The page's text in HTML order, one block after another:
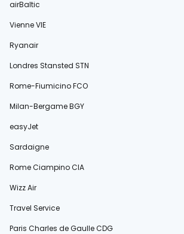
airBaltic
Vienne VIE
Ryanair
Londres Stansted STN
Rome-Fiumicino FCO
Milan-Bergame BGY
easyJet
Sardaigne
Rome Ciampino CIA
Wizz Air
Travel Service
Paris Charles de Gaulle CDG